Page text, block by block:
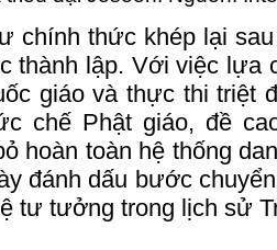
chính thức khép lại
thành lập. Với việc lựa
giáo và thực thi triệt
chế Phật giáo, đề
hoàn toàn hệ thống
đánh dấu bước
tư tưởng trong lịch sử